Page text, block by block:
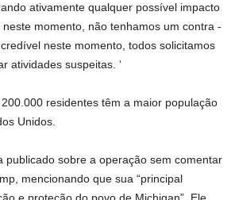
ativamente qualquer possível impacto
momento, não tenhamos um contra -
neste momento, todos solicitamos
atividades suspeitas. ‘
residentes têm a maior população
Unidos.
publicado sobre a operação sem comentar
mencionando que sua “principal